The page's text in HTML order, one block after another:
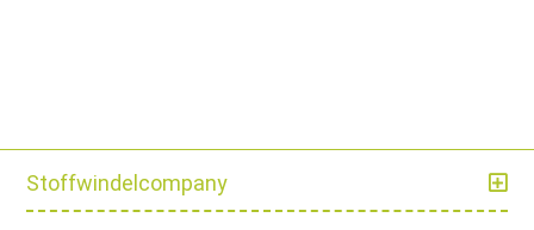
Stoffwindelcompany